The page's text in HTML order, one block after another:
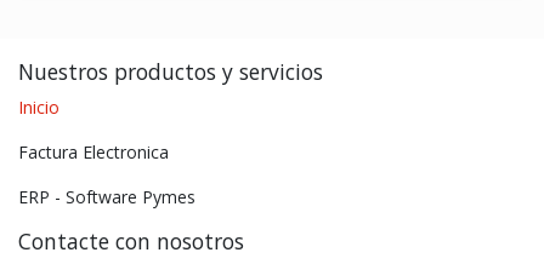
Nuestros productos y servicios
Inicio
Factura Electronica
ERP - Software Pymes
Contacte con nosotros